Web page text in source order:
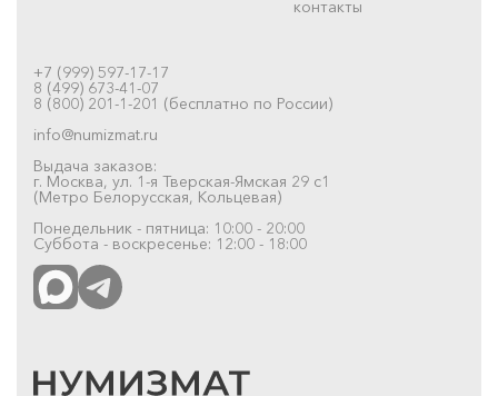
контакты
+7 (999) 597-17-17
8 (499) 673-41-07
8 (800) 201-1-201 (бесплатно по России)
info@numizmat.ru
Выдача заказов:
г. Москва, ул. 1-я Тверская-Ямская 29 с1
(Метро Белорусская, Кольцевая)
Понедельник - пятница: 10:00 - 20:00
Суббота - воскресенье: 12:00 - 18:00